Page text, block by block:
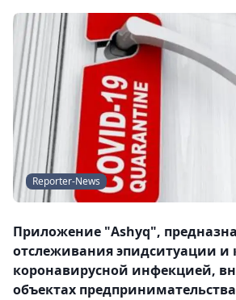
Reporter-News
Приложение "Ashyq",
отслеживания эпидситуации и
коронавирусной инфекцией,
объектах